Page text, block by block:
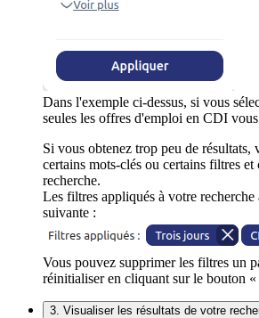
Dans l'exemple ci-dessus, si vous
seules les offres d'emploi en CDI vous
Si vous obtenez trop peu de résultats,
certains mots-clés ou certains filtres
recherche.
Les filtres appliqués à votre recherche
suivante :
Vous pouvez supprimer les filtres un
réinitialiser en cliquant sur le bouton
3. Visualiser les résultats de votre